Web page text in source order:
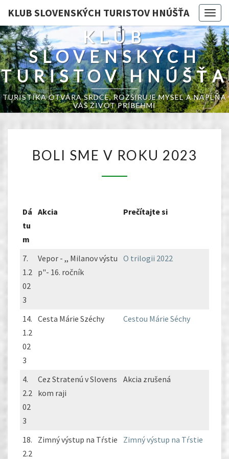
KLUB SLOVENSKÝCH TURISTOV HNÚŠŤA
KLUB
SLOVENSKÝCH
TURISTOV HNÚŠŤA
TURISTIKA OTVÁRA SRDCE, ROZŠIRUJE MYSEĽ A NAPĹŇA
VÁŠ ŽIVOT PRÍBEHMI
SME
BOLI SME V ROKU 2023
Dá
tu
m
Akcia Prečítajte si
7.
1.2
02
3
Vepor - ,, Milanov výstu
p"- 16. ročník
O trilogii 2022
14.
1.2
02
3
Cesta Márie Széchy Cestou Márie Séchy
4.
2.2
02
3
Cez Stratenú v Slovens
kom raji
Akcia zrušená
18.
2.2
Zimný výstup na Tŕstie Zimný výstup na Tŕstie